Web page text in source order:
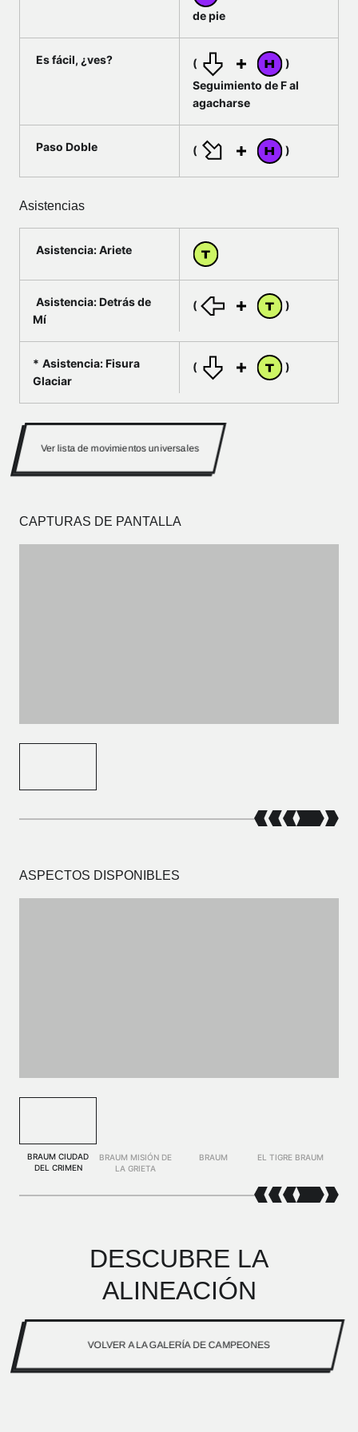
de pie
Es fácil, ¿ves? (
)
Seguimiento de F al
agacharse
Paso Doble ( )
Asistencias
Asistencia: Ariete
Asistencia: Detrás de
Mí
( )
Asistencia: Fisura
Glaciar
( )
Ver lista de movimientos universales
CAPTURAS DE PANTALLA
ASPECTOS DISPONIBLES
BRAUM CIUDAD
DEL CRIMEN
BRAUM MISIÓN DE
LA GRIETA
BRAUM EL TIGRE BRAUM
DESCUBRE LA
ALINEACIÓN
VOLVER A LA GALERÍA DE CAMPEONES